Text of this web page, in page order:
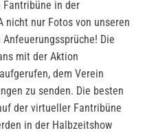
in der
nicht nur Fotos von unseren
Die
mit der Aktion
dem Verein
zu senden. Die besten
der virtueller Fantribüne
in der Halbzeitshow